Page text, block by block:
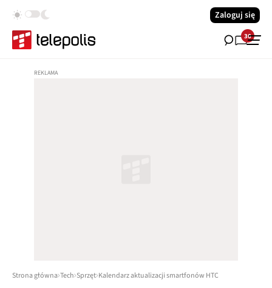
Zaloguj się
30
Strona główna Tech Sprzęt Kalendarz aktualizacji smartfonów HTC